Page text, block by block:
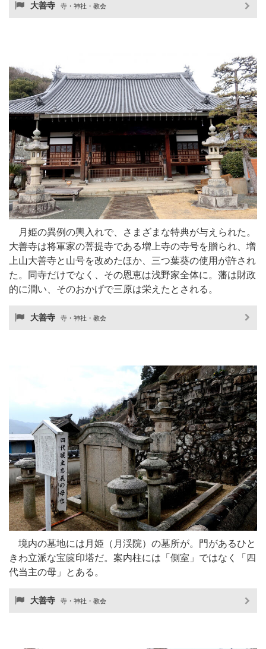
大善寺 寺・神社・教会
月姫の異例の輿入れで、さまざまな特典が与えられた。
大善寺は将軍家の菩提寺である増上寺の寺号を贈られ、増
上山大善寺と山号を改めたほか、三つ葉葵の使用が許され
た。同寺だけでなく、その恩恵は浅野家全体に。藩は財政
的に潤い、そのおかげで三原は栄えたとされる。
大善寺 寺・神社・教会
境内の墓地には月姫（月渓院）の墓所が。門があるひと
きわ立派な宝篋印塔だ。案内柱には「側室」ではなく「四
代当主の母」とある。
大善寺 寺・神社・教会